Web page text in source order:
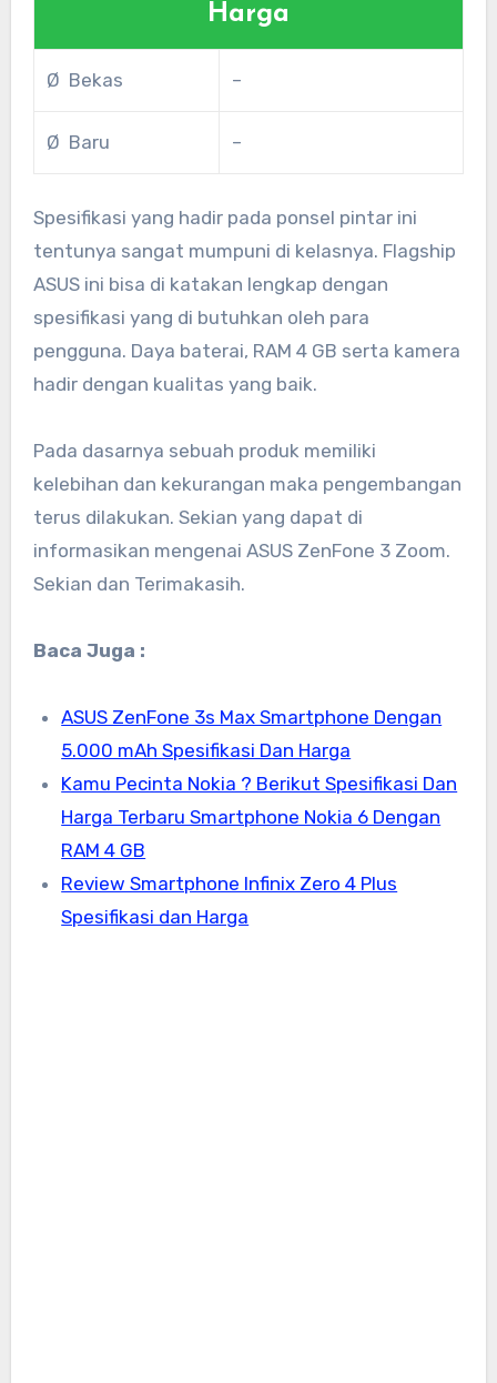
Harga
Ø Bekas –
Ø Baru –
Spesifikasi yang hadir pada ponsel pintar ini
tentunya sangat mumpuni di kelasnya. Flagship
ASUS ini bisa di katakan lengkap dengan
spesifikasi yang di butuhkan oleh para
pengguna. Daya baterai, RAM 4 GB serta kamera
hadir dengan kualitas yang baik.
Pada dasarnya sebuah produk memiliki
kelebihan dan kekurangan maka pengembangan
terus dilakukan. Sekian yang dapat di
informasikan mengenai ASUS ZenFone 3 Zoom.
Sekian dan Terimakasih.
Baca Juga :
ASUS ZenFone 3s Max Smartphone Dengan
5.000 mAh Spesifikasi Dan Harga
Kamu Pecinta Nokia ? Berikut Spesifikasi Dan
Harga Terbaru Smartphone Nokia 6 Dengan
RAM 4 GB
Review Smartphone Infinix Zero 4 Plus
Spesifikasi dan Harga